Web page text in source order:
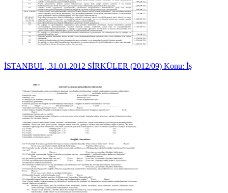
İSTANBUL, 31.01.2012 SİRKÜLER (2012/09) Konu: İş